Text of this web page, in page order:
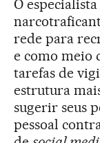
O
rede para
e como meio
tarefas de
estrutura
sugerir seus
pessoal